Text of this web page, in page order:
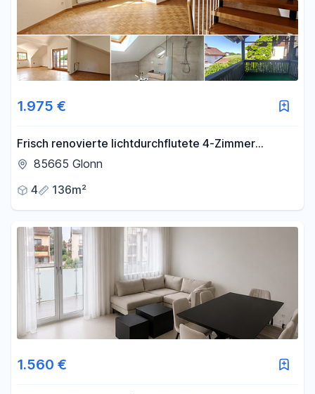
1.975 €
Frisch renovierte lichtdurchflutete 4-Zimmer
Maisonette Wohnung mit großem Balkon und TG
85665 Glonn
4
136m²
1.560 €